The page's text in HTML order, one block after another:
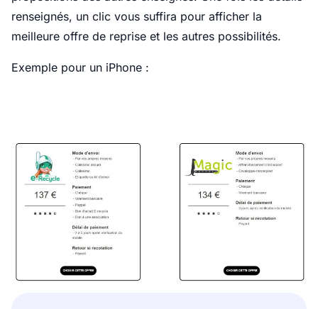
renseignés, un clic vous suffira pour afficher la
meilleure offre de reprise et les autres possibilités.
Exemple pour un iPhone :